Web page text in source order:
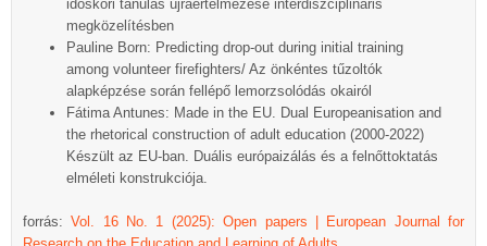
időskori tanulás újraértelmezése interdiszciplináris
megközelítésben
Pauline Born: Predicting drop-out during initial training
among volunteer firefighters/ Az önkéntes tűzoltók
alapképzése során fellépő lemorzsolódás okairól
Fátima Antunes: Made in the EU. Dual Europeanisation and
the rhetorical construction of adult education (2000-2022)
Készült az EU-ban. Duális európaizálás és a felnőttoktatás
elméleti konstrukciója.
forrás:Vol. 16 No. 1 (2025): Open papers | European Journal for